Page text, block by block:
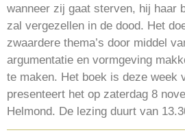
wanneer zij gaat sterven, hij haar
zal vergezellen in de dood. Het
zwaardere thema’s door middel
argumentatie en vormgeving
te maken. Het boek is deze week
presenteert het op zaterdag 8
Helmond. De lezing duurt van